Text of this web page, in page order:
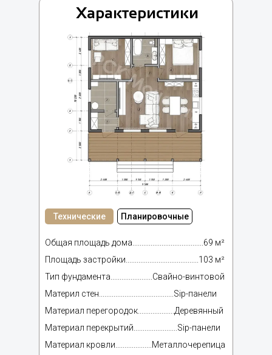
Характеристики
Общая площадь дома.......................................69 м²
Площадь застройки........................................103 м²
Тип фундамента.......................Свайно-винтовой
Материл стен.........................................Sip-панели
Материал перегородок....................Деревянный
Материал перекрытий........................Sip-панели
Материал кровли....................Металлочерепица
Технические Планировочные